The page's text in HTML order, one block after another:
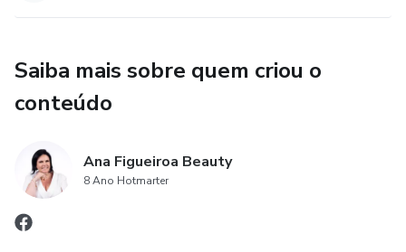
Saiba mais sobre quem criou o
conteúdo
Ana Figueiroa Beauty
8 Ano Hotmarter